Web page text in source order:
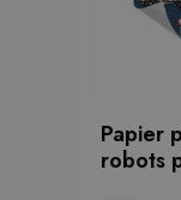
Papier
robots